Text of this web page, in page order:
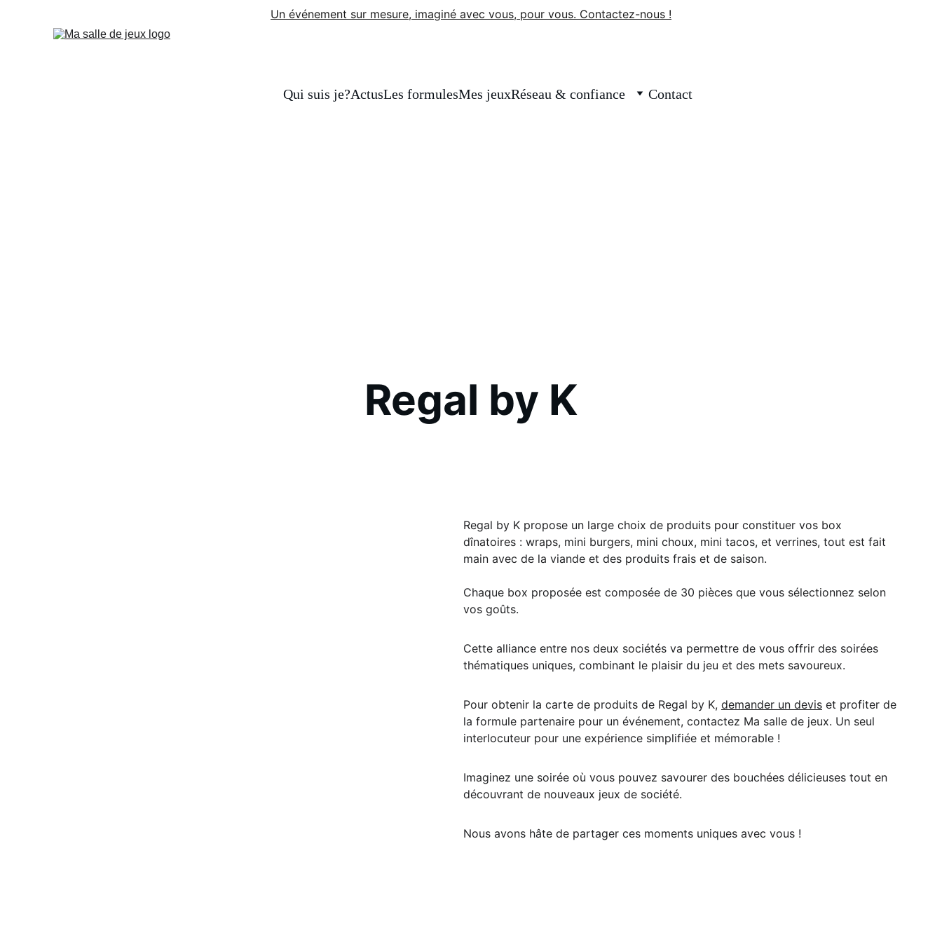
Un événement sur mesure, imaginé avec vous, pour vous. Contactez-nous !
Qui suis je?ActusLes formulesMes jeuxRéseau & confiance Contact
Regal by K
Regal by K propose un large choix de produits pour constituer vos box
dînatoires : wraps, mini burgers, mini choux, mini tacos, et verrines, tout est fait
main avec de la viande et des produits frais et de saison.
Chaque box proposée est composée de 30 pièces que vous sélectionnez selon
vos goûts.
Cette alliance entre nos deux sociétés va permettre de vous offrir des soirées
thématiques uniques, combinant le plaisir du jeu et des mets savoureux.
Pour obtenir la carte de produits de Regal by K, demander un devis et profiter de
la formule partenaire pour un événement, contactez Ma salle de jeux. Un seul
interlocuteur pour une expérience simplifiée et mémorable !
Imaginez une soirée où vous pouvez savourer des bouchées délicieuses tout en
découvrant de nouveaux jeux de société.
Nous avons hâte de partager ces moments uniques avec vous !